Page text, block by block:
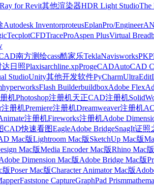
for Revit其他渲染器HDR Light StudioThe
Autodesk InventorproteusEplanPro/Engineer
TecplotCFDTraceProAspen PlusVirtual
南方测绘cass酷家乐TeklaNavisworks
达日照Plaxisarchline.xpProgeCADAutoCAD
StudioUnity其他开发软件PyCharmUltraEdit
hyperworksFlash BuilderbuildboxAdobe Flex
机Photoshop注册机天正CAD注册机
注册机Premiere注册机Dreamweaver注册机
注册机Fireworks注册机Adobe
CAD快速看图EagleAdobe BridgeSnagIt证照
Mac版Lightroom Mac版SketchUp Mac版
Mac版Media Encoder Mac版Rhino Mac版
Dimension Mac版Adobe Bridge Mac版
版Poser Mac版Character Animator Mac版
Faststone CaptureGraphPad Prism